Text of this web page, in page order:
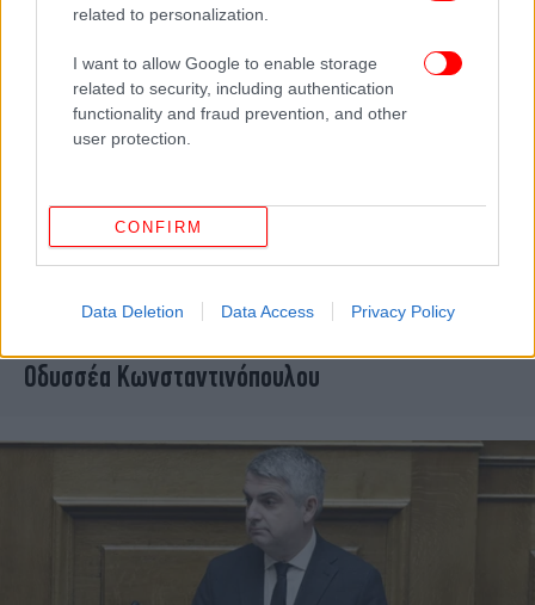
related to personalization.
I want to allow Google to enable storage
related to security, including authentication
functionality and fraud prevention, and other
user protection.
CONFIRM
Data Deletion Data Access Privacy Policy
ΠΟΛΙΤΙΚΗ 13/03/2026 08:53
Οδυσσέα Κωνσταντινόπουλου